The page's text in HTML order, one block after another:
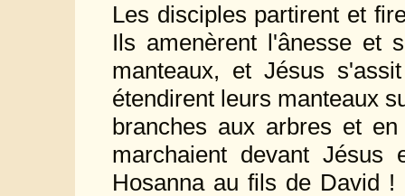
Les disciples partirent et
Ils amenèrent l'ânesse et
manteaux, et Jésus
étendirent leurs manteaux
branches aux arbres et
marchaient devant
Hosanna au fils de David